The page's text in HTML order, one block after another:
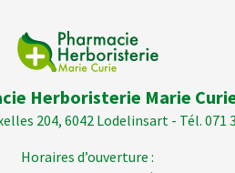
Herboristerie Marie
204, 6042 Lodelinsart - Tél. 071
Horaires d’ouverture :